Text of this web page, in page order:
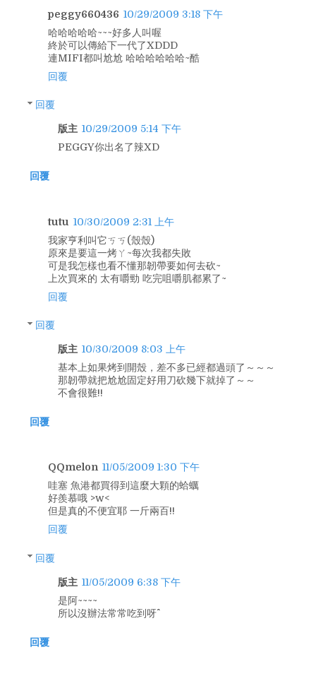
peggy660436 10/29/2009 3:18 下午
哈哈哈哈哈~~~好多人叫喔
終於可以傳給下一代了XDDD
連MIFI都叫尬尬 哈哈哈哈哈哈~酷
回覆
回覆
版主 10/29/2009 5:14 下午
PEGGY你出名了辣XD
回覆
tutu 10/30/2009 2:31 上午
我家亨利叫它ㄎㄎ(殼殼)
原來是要這一烤ㄚ~每次我都失敗
可是我怎樣也看不懂那韌帶要如何去砍~
上次買來的 太有嚼勁 吃完咀嚼肌都累了~
回覆
回覆
版主 10/30/2009 8:03 上午
基本上如果烤到開殼，差不多已經都過頭了～～～
那韌帶就把尬尬固定好用刀砍幾下就掉了～～
不會很難!!
回覆
QQmelon 11/05/2009 1:30 下午
哇塞 魚港都買得到這麼大顆的蛤蠣
好羨慕哦 >w<
但是真的不便宜耶 一斤兩百!!
回覆
回覆
版主 11/05/2009 6:38 下午
是阿~~~~
所以沒辦法常常吃到呀^^
回覆